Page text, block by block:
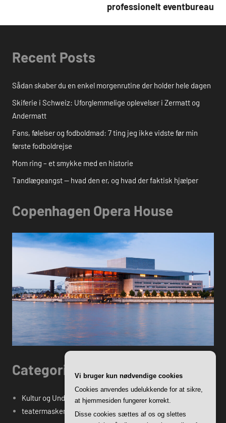
professionelt eventbureau
Recent Posts
Sådan skaber du en enkel morgenrutine der holder hele dagen
Skiferie i Schweiz: Uforglemmelige oplevelser i Zermatt og
Andermatt
Fans, følelser og fodboldmad: 7 ting jeg ikke vidste før min
første fodboldrejse
Mom ring – et smykke med en historie
Tandlægeangst — hvad den er, og hvad der faktisk hjælper
Copenhagen Opera House
Categories
Kultur og Underholdning
teatermasken.dk's Blogindlæg
Vi bruger kun nødvendige cookies
Cookies anvendes udelukkende for at sikre,
at hjemmesiden fungerer korrekt.
Disse cookies sættes af os og slettes